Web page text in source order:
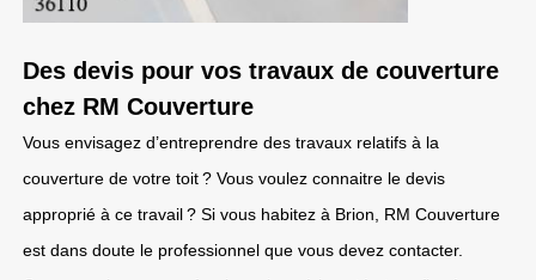
Des devis pour vos travaux de couverture
chez RM Couverture
Vous envisagez d’entreprendre des travaux relatifs à la
couverture de votre toit ? Vous voulez connaitre le devis
approprié à ce travail ? Si vous habitez à Brion, RM Couverture
est dans doute le professionnel que vous devez contacter.